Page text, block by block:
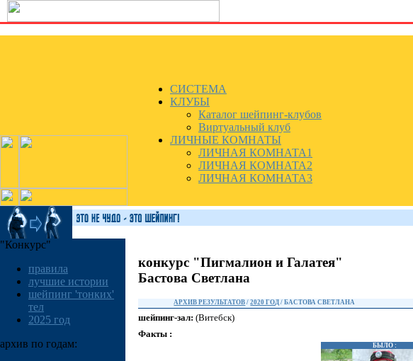
СИСТЕМА
КЛУБЫ
Каталог шейпинг-клубов
Виртуальный клуб
ЛИЧНЫЕ КОМНАТЫ
ЛИЧНАЯ КОМНАТА1
ЛИЧНАЯ КОМНАТА2
ЛИЧНАЯ КОМНАТА3
"Конкурс"
правила
лучшие истории
шейпинг 'тонких'
тел
2025 год
архив по годам:
конкурс "Пигмалион и Галатея"
Бастова Светлана
АРХИВ РЕЗУЛЬТАТОВ /2020 ГОД / БАСТОВА СВЕТЛАНА
шейпинг-зал: (Витебск)
Факты :
БЫЛО :